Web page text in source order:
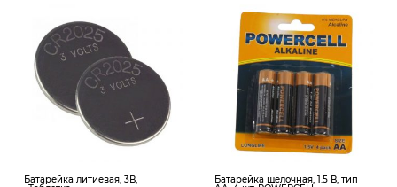
Батарейка литиевая, 3В, Батарейка щелочная, 1.5 В, тип